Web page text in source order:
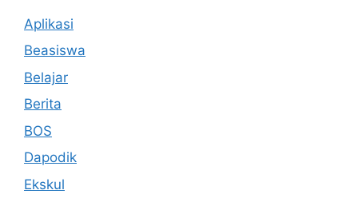
Aplikasi
Beasiswa
Belajar
Berita
BOS
Dapodik
Ekskul